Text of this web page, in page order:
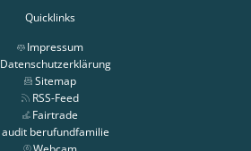
Quicklinks
Impressum
Datenschutzerklärung
Sitemap
RSS-Feed
Fairtrade
audit berufundfamilie